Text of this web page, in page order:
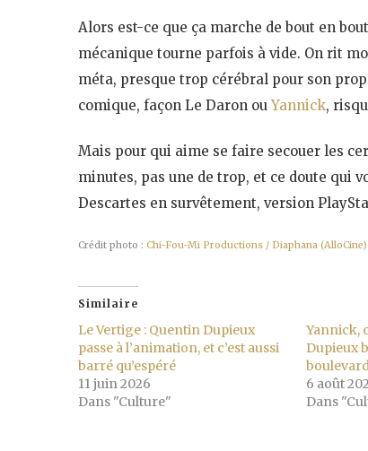
Alors est-ce que ça marche de bout en
mécanique tourne parfois à vide. On rit
méta, presque trop cérébral pour son
comique, façon Le Daron ou Yannick,
Mais pour qui aime se faire secouer les
minutes, pas une de trop, et ce doute qui
Descartes en survêtement, version
Crédit photo : Chi-Fou-Mi Productions / Diaphana (AlloCine)
Similaire
Le Vertige : Quentin Dupieux
passe à l’animation, et c’est aussi
barré qu’espéré
11 juin 2026
Dans "Culture"
Yannick,
Dupieux
6 août
Dans